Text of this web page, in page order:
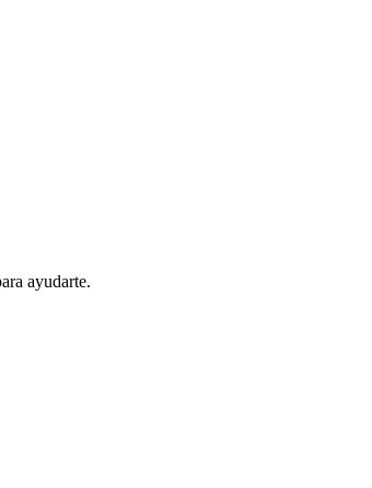
ayudarte.